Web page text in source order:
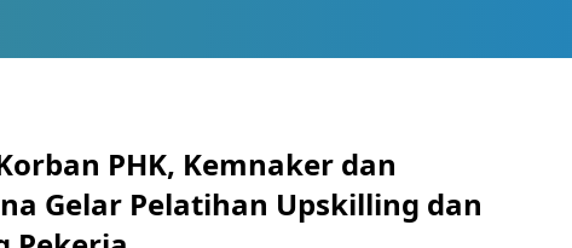
PHK, Kemnaker dan
Gelar Pelatihan Upskilling dan